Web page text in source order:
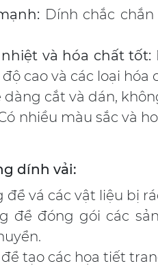
Dính chắc
và hóa chất tốt:
cao và các loại hóa
dàng cắt và dán,
nhiều màu sắc và
dính vải:
để vá các vật liệu bị
để đóng gói các
tạo các họa tiết